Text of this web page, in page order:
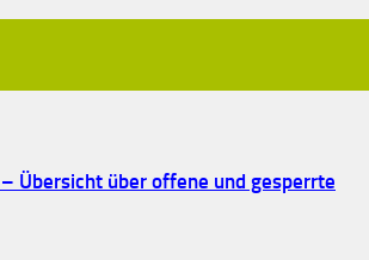
Übersicht über offene und gesperrte